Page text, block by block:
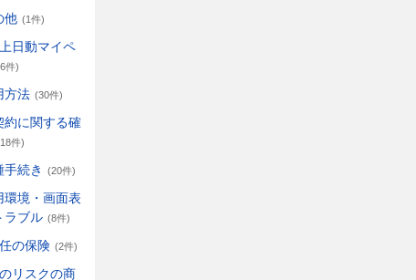
他 (1件)
日動マイペ
件)
方法 (30件)
約に関する確
件)
手続き (20件)
環境・画面表
ラブル (8件)
の保険 (2件)
リスクの商